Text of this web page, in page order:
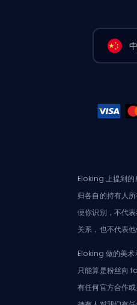
Eloking 上提到的
归各自的持有人
便你识别，不代
关系，也不代表
Eloking 做的美术
只能算是粉丝向
有任何官方合作